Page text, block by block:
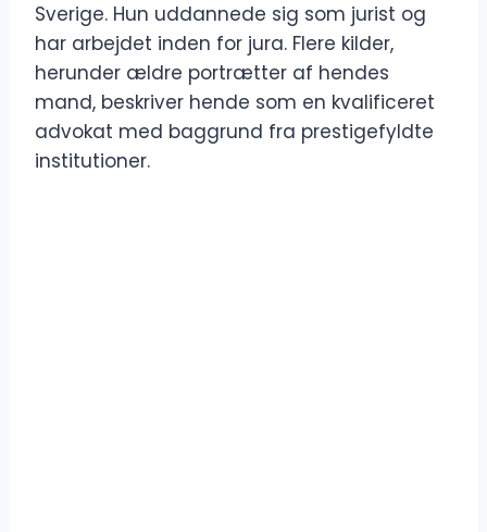
Sverige. Hun uddannede sig som jurist og
har arbejdet inden for jura. Flere kilder,
herunder ældre portrætter af hendes
mand, beskriver hende som en kvalificeret
advokat med baggrund fra prestigefyldte
institutioner.